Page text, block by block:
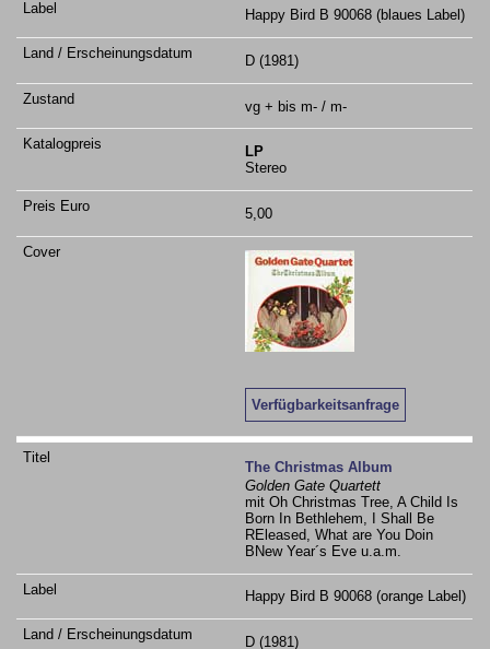
Happy Bird B 90068 (blaues Label)
D (1981)
vg + bis m- / m-
LP
Stereo
5,00
Verfügbarkeitsanfrage
The Christmas Album
Golden Gate Quartett
mit Oh Christmas Tree, A Child Is
Born In Bethlehem, I Shall Be
REleased, What are You Doin
BNew Year´s Eve u.a.m.
Happy Bird B 90068 (orange Label)
D (1981)